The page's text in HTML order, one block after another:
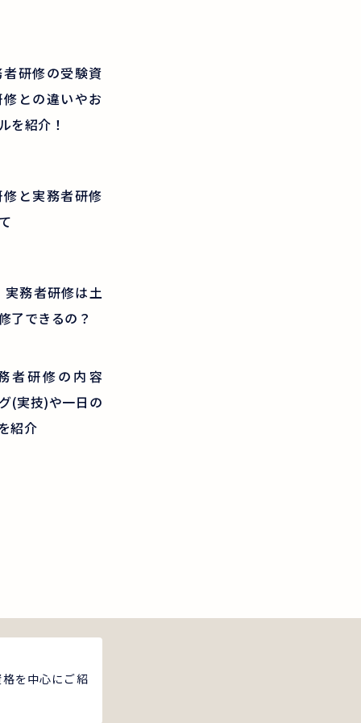
研修の受験資
との違いやお
を紹介！
と実務者研修
実務者研修は土
了できるの？
者研修の内容
(実技)や一日の
紹介
を中心にご紹